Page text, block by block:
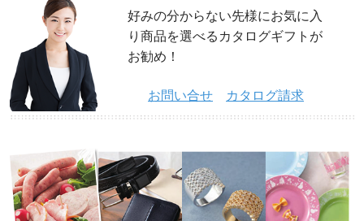
好みの分からない先様にお気に入
り商品を選べるカタログギフトが
お勧め！
お問い合せ カタログ請求